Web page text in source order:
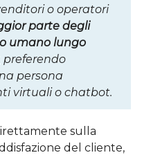
o operatori
parte degli
umano lungo
preferendo
persona
virtuali o chatbot.
sulla
del cliente,